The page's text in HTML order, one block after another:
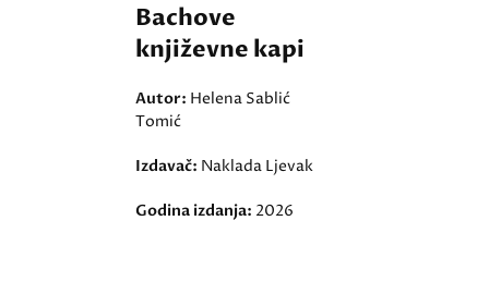
Bachove
književne kapi
Autor: Helena Sablić
Tomić
Izdavač: Naklada Ljevak
Godina izdanja: 2026